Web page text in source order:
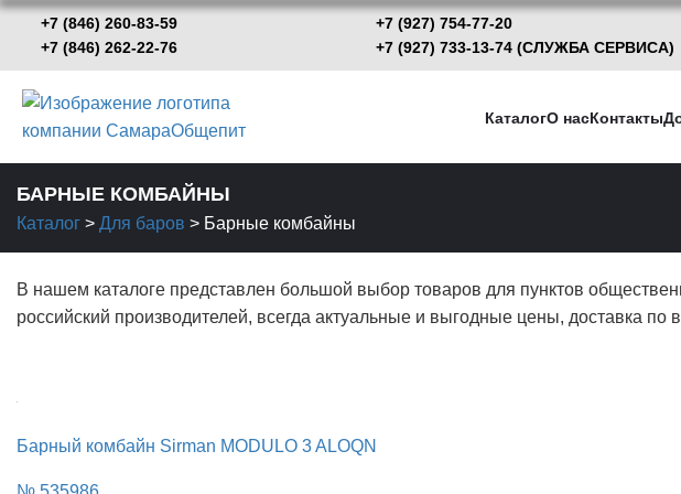
+7 (846) 260-83-59
+7 (846) 262-22-76
+7 (927) 754-77-20
+7 (927) 733-13-74 (CЛУЖБА СЕРВИСА)
КаталогО насКонтакты
БАРНЫЕ КОМБАЙНЫ
Каталог > Для баров > Барные комбайны
В нашем каталоге представлен большой выбор товаров для пунктов
российский производителей, всегда актуальные и выгодные цены, доставка
Барный комбайн Sirman MODULO 3 ALOQN